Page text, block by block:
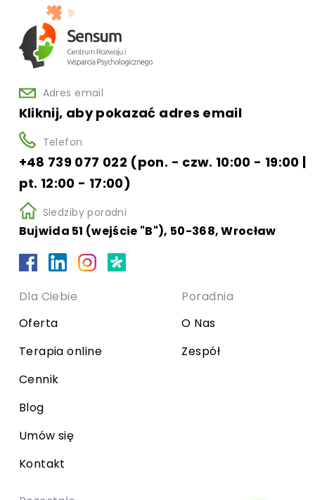
Adres email
Kliknij, aby pokazać adres email
Telefon
+48 739 077 022 (pon. - czw. 10:00 - 19:00 |
pt. 12:00 - 17:00)
Siedziby poradni
Bujwida 51 (wejście "B"), 50-368, Wrocław
Dla Ciebie
Oferta
Terapia online
Cennik
Blog
Umów się
Kontakt
Poradnia
O Nas
Zespół